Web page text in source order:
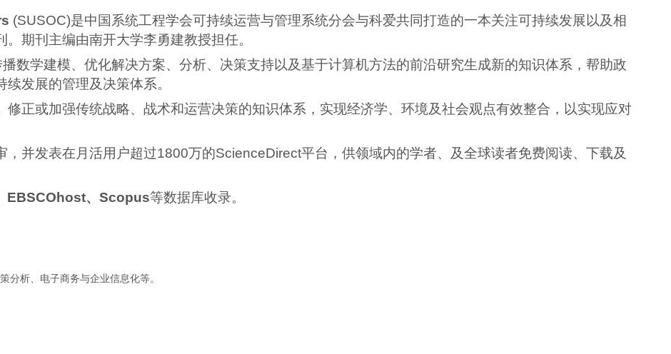
(SUSOC)是中国系统工程学会可持续运营与管理系统分会与科爱共同打造的一本关注可持续发展以及相
期刊主编由南开大学李勇建教授担任。
数学建模、优化解决方案、分析、决策支持以及基于计算机方法的前沿研究生成新的知识体系，帮助政
发展的管理及决策体系。
正或加强传统战略、战术和运营决策的知识体系，实现经济学、环境及社会观点有效整合，以实现应对
并发表在月活用户超过1800万的ScienceDirect平台，供领域内的学者、及全球读者免费阅读、下载及
EBSCOhost、Scopus等数据库收录。
分析、电子商务与企业信息化等。